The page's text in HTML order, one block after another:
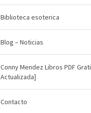
Biblioteca esoterica
Blog – Noticias
Conny Mendez Libros PDF
Actualizada]
Contacto